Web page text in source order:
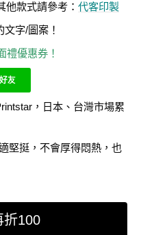
他款式請參考： 代客印製
字/圖案！
禮優惠券！
，日本、台灣市場累
堅挺，不會厚得悶熱，也
折100